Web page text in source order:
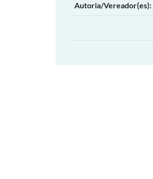
Autoria/Vereador(es):